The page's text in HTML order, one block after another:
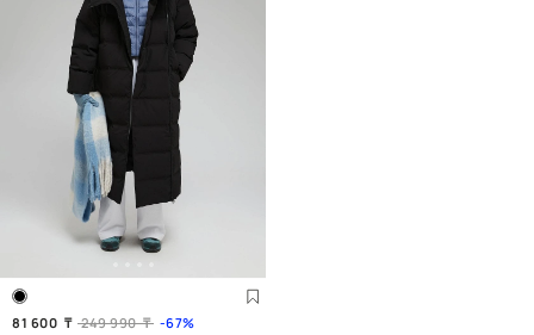
249 990 ₸
81 600 ₸ 67